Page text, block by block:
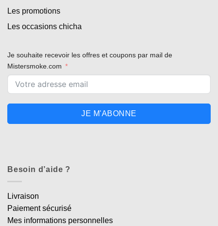
Les promotions
Les occasions chicha
Je souhaite recevoir les offres et coupons par mail de
Mistersmoke.com
JE M'ABONNE
Besoin d’aide ?
Livraison
Paiement sécurisé
Mes informations personnelles